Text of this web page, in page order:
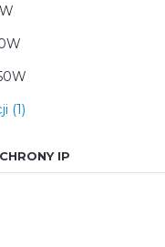
(1)
IP
IP